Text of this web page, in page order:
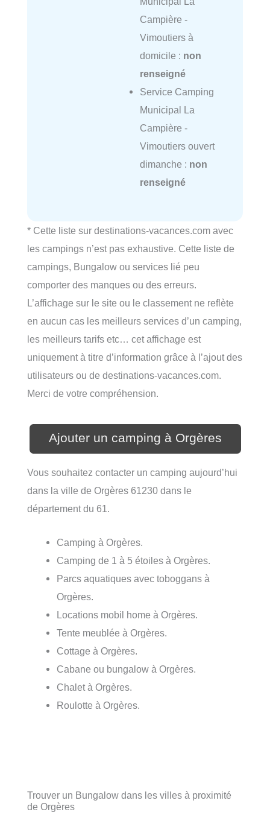
Campière -
Vimoutiers à
domicile : non
renseigné
Service Camping
Municipal La
Campière -
Vimoutiers ouvert
dimanche : non
renseigné
* Cette liste sur destinations-vacances.com avec
les campings n’est pas exhaustive. Cette liste de
campings, Bungalow ou services lié peu
comporter des manques ou des erreurs.
L’affichage sur le site ou le classement ne reflète
en aucun cas les meilleurs services d’un camping,
les meilleurs tarifs etc… cet affichage est
uniquement à titre d’information grâce à l’ajout des
utilisateurs ou de destinations-vacances.com.
Merci de votre compréhension.
Ajouter un camping à Orgères
Vous souhaitez contacter un camping aujourd’hui
dans la ville de Orgères 61230 dans le
département du 61.
Camping à Orgères.
Camping de 1 à 5 étoiles à Orgères.
Parcs aquatiques avec toboggans à
Orgères.
Locations mobil home à Orgères.
Tente meublée à Orgères.
Cottage à Orgères.
Cabane ou bungalow à Orgères.
Chalet à Orgères.
Roulotte à Orgères.
Trouver un Bungalow dans les villes à proximité
de Orgères